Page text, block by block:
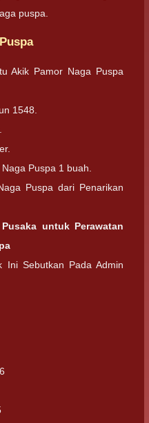
puspa.
Akik Pamor Naga Puspa
1548.
Puspa 1 buah.
Puspa dari Penarikan
untuk Perawatan
Ini Sebutkan Pada Admin